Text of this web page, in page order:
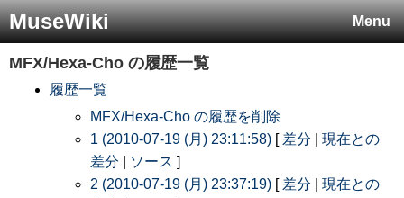
Menu
MuseWiki
MFX/Hexa-Cho の履歴一覧
履歴一覧
MFX/Hexa-Cho の履歴を削除
1 (2010-07-19 (月) 23:11:58) [ 差分
現在との
差分
ソース ]
2 (2010-07-19 (月) 23:37:19) [ 差分
現在との